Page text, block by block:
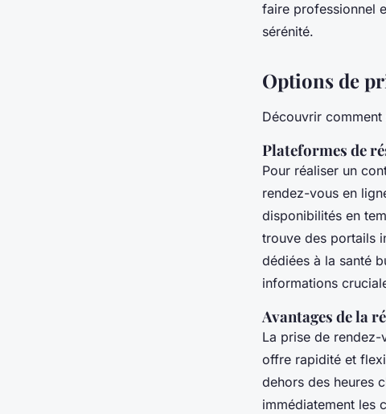
faire professionnel
sérénité.
Options de
Découvrir
Plateformes de
Pour réaliser un
rendez-vous en
disponibilités en
trouve des portails
dédiées à la santé
informations
Avantages de la
La prise de rendez-
offre rapidité et
dehors des heures
immédiatement les